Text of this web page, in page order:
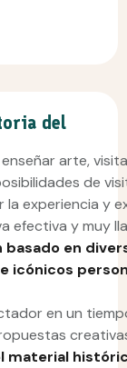
del
arte,
de
experiencia y
efectiva y muy
en
icónicos
en un
material